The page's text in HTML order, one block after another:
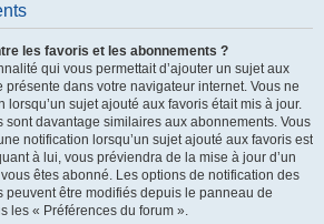
les favoris et les abonnements ?
qui vous permettait d’ajouter un sujet aux
dans votre navigateur internet. Vous ne
sujet ajouté aux favoris était mis à jour.
sont davantage similaires aux abonnements. Vous
notification lorsqu’un sujet ajouté aux favoris est
à lui, vous préviendra de la mise à jour d’un
êtes abonné. Les options de notification des
peuvent être modifiés depuis le panneau de
les « Préférences du forum ».